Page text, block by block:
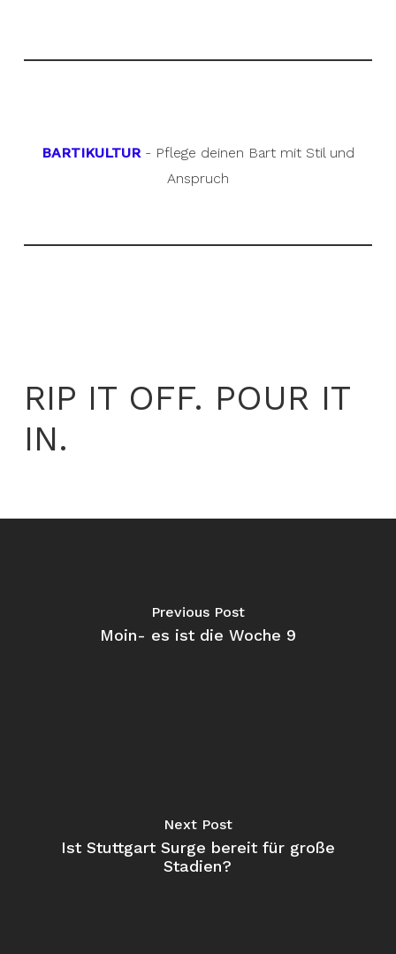
BARTIKULTUR- Pflege deinen Bart mit Stil und
Anspruch
RIP IT OFF. POUR IT
IN.
Previous Post
Moin- es ist die Woche 9
Next Post
Ist Stuttgart Surge bereit für große
Stadien?